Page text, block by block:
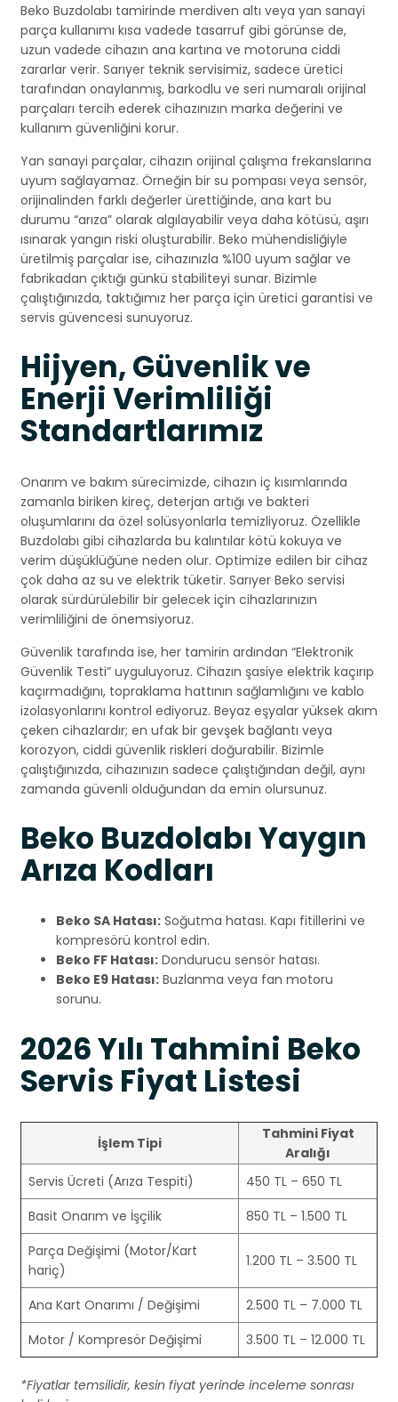
Beko Buzdolabı tamirinde merdiven altı veya yan sanayi
parça kullanımı kısa vadede tasarruf gibi görünse de,
uzun vadede cihazın ana kartına ve motoruna ciddi
zararlar verir. Sarıyer teknik servisimiz, sadece üretici
tarafından onaylanmış, barkodlu ve seri numaralı orijinal
parçaları tercih ederek cihazınızın marka değerini ve
kullanım güvenliğini korur.
Yan sanayi parçalar, cihazın orijinal çalışma frekanslarına
uyum sağlayamaz. Örneğin bir su pompası veya sensör,
orijinalinden farklı değerler ürettiğinde, ana kart bu
durumu “arıza” olarak algılayabilir veya daha kötüsü, aşırı
ısınarak yangın riski oluşturabilir. Beko mühendisliğiyle
üretilmiş parçalar ise, cihazınızla %100 uyum sağlar ve
fabrikadan çıktığı günkü stabiliteyi sunar. Bizimle
çalıştığınızda, taktığımız her parça için üretici garantisi ve
servis güvencesi sunuyoruz.
Hijyen, Güvenlik ve
Enerji Verimliliği
Standartlarımız
Onarım ve bakım sürecimizde, cihazın iç kısımlarında
zamanla biriken kireç, deterjan artığı ve bakteri
oluşumlarını da özel solüsyonlarla temizliyoruz. Özellikle
Buzdolabı gibi cihazlarda bu kalıntılar kötü kokuya ve
verim düşüklüğüne neden olur. Optimize edilen bir cihaz
çok daha az su ve elektrik tüketir. Sarıyer Beko servisi
olarak sürdürülebilir bir gelecek için cihazlarınızın
verimliliğini de önemsiyoruz.
Güvenlik tarafında ise, her tamirin ardından “Elektronik
Güvenlik Testi” uyguluyoruz. Cihazın şasiye elektrik kaçırıp
kaçırmadığını, topraklama hattının sağlamlığını ve kablo
izolasyonlarını kontrol ediyoruz. Beyaz eşyalar yüksek akım
çeken cihazlardır; en ufak bir gevşek bağlantı veya
korozyon, ciddi güvenlik riskleri doğurabilir. Bizimle
çalıştığınızda, cihazınızın sadece çalıştığından değil, aynı
zamanda güvenli olduğundan da emin olursunuz.
Beko Buzdolabı Yaygın
Arıza Kodları
Beko SA Hatası: Soğutma hatası. Kapı fitillerini ve
kompresörü kontrol edin.
Beko FF Hatası: Dondurucu sensör hatası.
Beko E9 Hatası: Buzlanma veya fan motoru
sorunu.
2026 Yılı Tahmini Beko
Servis Fiyat Listesi
İşlem Tipi
Tahmini Fiyat
Aralığı
Servis Ücreti (Arıza Tespiti)
450 TL – 650 TL
Basit Onarım ve İşçilik
850 TL – 1.500 TL
Parça Değişimi (Motor/Kart
hariç)
1.200 TL – 3.500 TL
Ana Kart Onarımı / Değişimi
2.500 TL – 7.000 TL
Motor / Kompresör Değişimi
3.500 TL – 12.000 TL
*Fiyatlar temsilidir, kesin fiyat yerinde inceleme sonrası